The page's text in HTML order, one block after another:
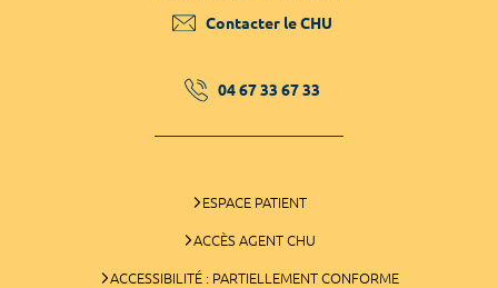
Contacter le CHU
04 67 33 67 33
ESPACE PATIENT
ACCÈS AGENT CHU
ACCESSIBILITÉ : PARTIELLEMENT CONFORME